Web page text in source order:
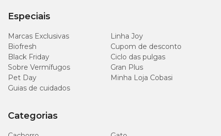
Especiais
Marcas Exclusivas
Linha Joy
Biofresh
Cupom de desconto
Black Friday
Ciclo das pulgas
Sobre Vermífugos
Gran Plus
Pet Day
Minha Loja Cobasi
Guias de cuidados
Categorias